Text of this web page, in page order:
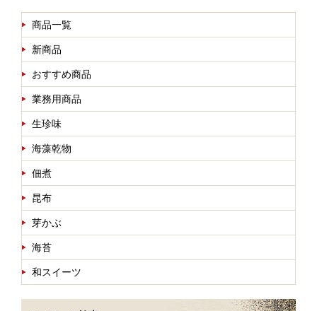
商品一覧
新商品
おすすめ商品
業務用商品
生珍味
海藻乾物
佃煮
昆布
芽かぶ
海苔
和スイーツ